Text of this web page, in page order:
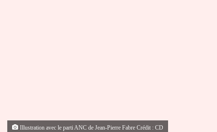
Illustration avec le parti ANC de Jean-Pierre Fabre Crédit : CD